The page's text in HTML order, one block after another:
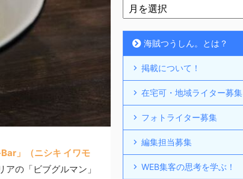
」（ニシキ イワモ
アの「ビブグルマン」
海賊つうしん。とは？
掲載について！
在宅可・地域ライター募集
フォトライター募集
編集担当募集
WEB集客の思考を学ぶ！